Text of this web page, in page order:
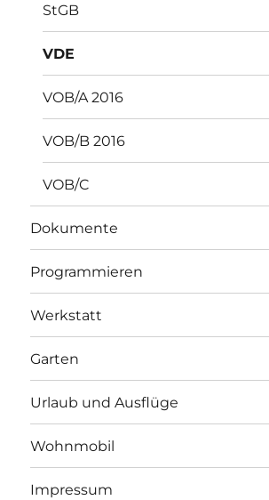
StGB
VDE
VOB/A 2016
VOB/B 2016
VOB/C
Dokumente
Programmieren
Werkstatt
Garten
Urlaub und Ausflüge
Wohnmobil
Impressum